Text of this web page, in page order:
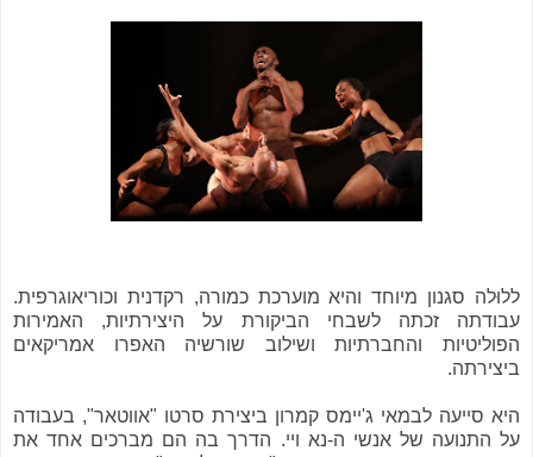
ללוּלה סגנון מיוחד והיא מוערכת כמורה, רקדנית וכוריאוגרפית.
עבודתה זכתה לשבחי הביקורת על היצירתיות, האמירות
הפוליטיות והחברתיות ושילוב שורשיה האפרו אמריקאים
ביצירתה.
היא סייעה לבמאי ג'יימס קמרון ביצירת סרטו "אווטאר", בעבודה
על התנועה של אנשי ה-נא ויי. הדרך בה הם מברכים אחד את